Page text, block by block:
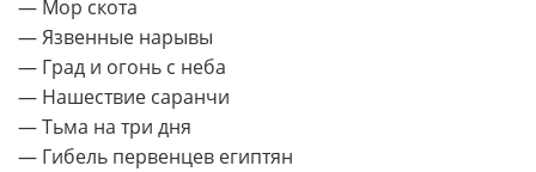
— Мор скота
— Язвенные нарывы
— Град и огонь с неба
— Нашествие саранчи
— Тьма на три дня
— Гибель первенцев египтян